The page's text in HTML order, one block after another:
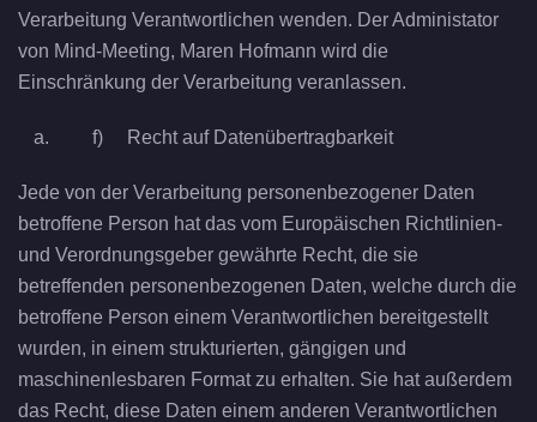
Verarbeitung Verantwortlichen wenden. Der Administator
von Mind-Meeting, Maren Hofmann wird die
Einschränkung der Verarbeitung veranlassen.
f) Recht auf Datenübertragbarkeit
Jede von der Verarbeitung personenbezogener Daten
betroffene Person hat das vom Europäischen Richtlinien-
und Verordnungsgeber gewährte Recht, die sie
betreffenden personenbezogenen Daten, welche durch die
betroffene Person einem Verantwortlichen bereitgestellt
wurden, in einem strukturierten, gängigen und
maschinenlesbaren Format zu erhalten. Sie hat außerdem
das Recht, diese Daten einem anderen Verantwortlichen